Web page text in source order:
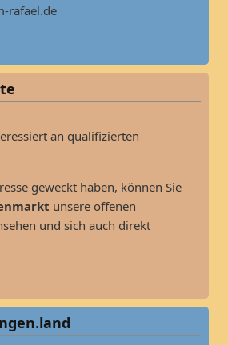
rafael.de
an qualifizierten
geweckt haben, können Sie
unsere offenen
und sich auch direkt